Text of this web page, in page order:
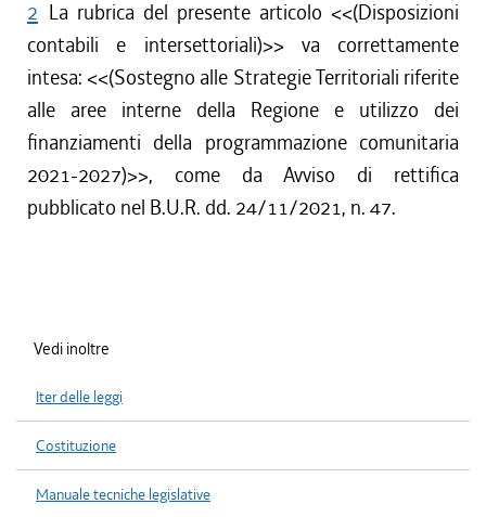
2 La rubrica del presente articolo <<(Disposizioni
contabili e intersettoriali)>> va correttamente
intesa: <<(Sostegno alle Strategie Territoriali riferite
alle aree interne della Regione e utilizzo dei
finanziamenti della programmazione comunitaria
2021-2027)>>, come da Avviso di rettifica
pubblicato nel B.U.R. dd. 24/11/2021, n. 47.
Vedi inoltre
Iter delle leggi
Costituzione
Manuale tecniche legislative